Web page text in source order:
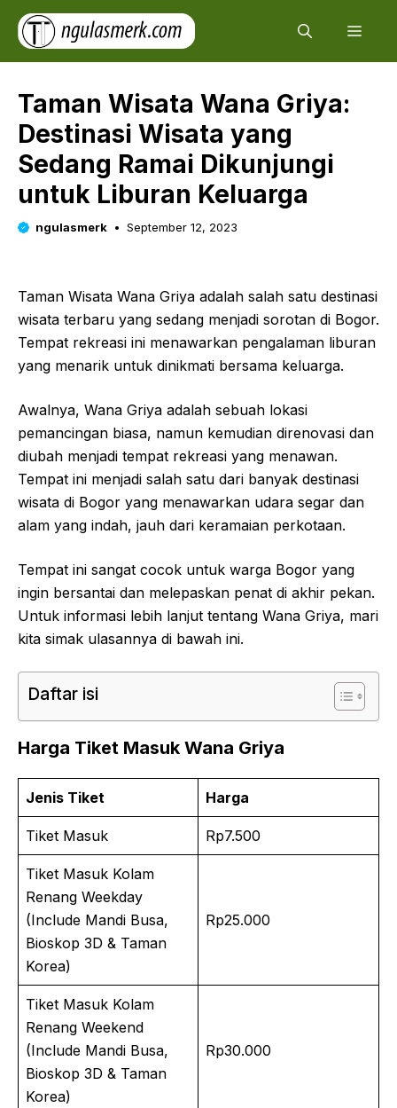
Skip
content
Taman Wisata Wana Griya:
Destinasi Wisata yang
Sedang Ramai Dikunjungi
untuk Liburan Keluarga
ngulasmerk September 12, 2023
Taman Wisata Wana Griya adalah salah satu destinasi
wisata terbaru yang sedang menjadi sorotan di Bogor.
Tempat rekreasi ini menawarkan pengalaman liburan
yang menarik untuk dinikmati bersama keluarga.
Awalnya, Wana Griya adalah sebuah lokasi
pemancingan biasa, namun kemudian direnovasi dan
diubah menjadi tempat rekreasi yang menawan.
Tempat ini menjadi salah satu dari banyak destinasi
wisata di Bogor yang menawarkan udara segar dan
alam yang indah, jauh dari keramaian perkotaan.
Tempat ini sangat cocok untuk warga Bogor yang
ingin bersantai dan melepaskan penat di akhir pekan.
Untuk informasi lebih lanjut tentang Wana Griya, mari
kita simak ulasannya di bawah ini.
Daftar isi
Harga Tiket Masuk Wana Griya
Jenis Tiket Harga
Tiket Masuk Rp7.500
Tiket Masuk Kolam
Renang Weekday
(Include Mandi Busa,
Bioskop 3D & Taman
Korea)
Rp25.000
Tiket Masuk Kolam
Renang Weekend
(Include Mandi Busa,
Bioskop 3D & Taman
Korea)
Rp30.000